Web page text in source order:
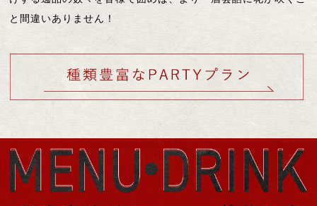
と間違いありません！